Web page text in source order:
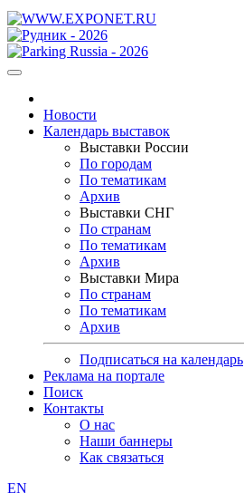
Новости
Календарь выставок
Выставки России
По городам
По тематикам
Архив
Выставки СНГ
По странам
По тематикам
Архив
Выставки Мира
По странам
По тематикам
Архив
Подписаться на календарь
Реклама на портале
Поиск
Контакты
О нас
Наши баннеры
Как связаться
EN